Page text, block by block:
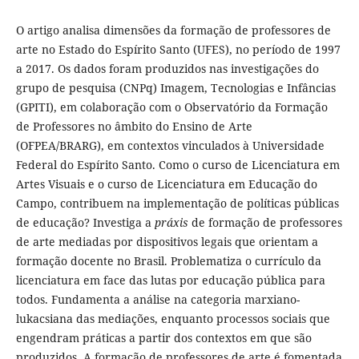
O artigo analisa dimensões da formação de professores de
arte no Estado do Espírito Santo (UFES), no período de 1997
a 2017. Os dados foram produzidos nas investigações do
grupo de pesquisa (CNPq) Imagem, Tecnologias e Infâncias
(GPITI), em colaboração com o Observatório da Formação
de Professores no âmbito do Ensino de Arte
(OFPEA/BRARG), em contextos vinculados à Universidade
Federal do Espírito Santo. Como o curso de Licenciatura em
Artes Visuais e o curso de Licenciatura em Educação do
Campo, contribuem na implementação de políticas públicas
de educação? Investiga a práxis de formação de professores
de arte mediadas por dispositivos legais que orientam a
formação docente no Brasil. Problematiza o currículo da
licenciatura em face das lutas por educação pública para
todos. Fundamenta a análise na categoria marxiano-
lukacsiana das mediações, enquanto processos sociais que
engendram práticas a partir dos contextos em que são